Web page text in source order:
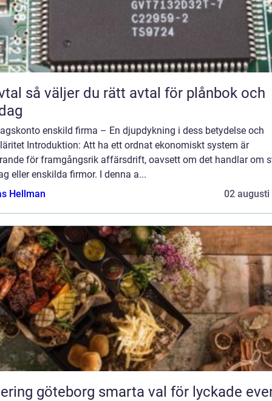
för plånbok och
enskild firma – En djupdykning i dess betydelse och
Introduktion: Att ha ett ordnat ekonomiskt system är
för framgångsrik affärsdrift, oavsett om det handlar om
eller enskilda firmor. I denna a...
Hellman
02 augusti
Catering göteborg smarta val för lyckade